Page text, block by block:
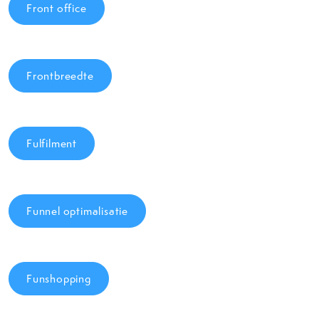
Front office
Frontbreedte
Fulfilment
Funnel optimalisatie
Funshopping